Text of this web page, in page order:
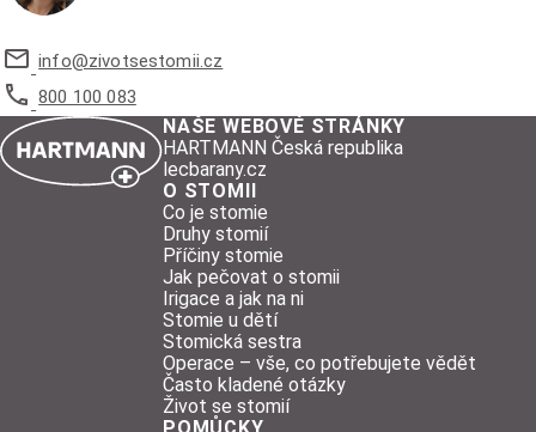
info@zivotsestomii.cz
800 100 083
NAŠE WEBOVÉ STRÁNKY
HARTMANN Česká republika
lecbarany.cz
O STOMII
Co je stomie
Druhy stomií
Příčiny stomie
Jak pečovat o stomii
Irigace a jak na ni
Stomie u dětí
Stomická sestra
Operace – vše, co potřebujete vědět
Často kladené otázky
Život se stomií